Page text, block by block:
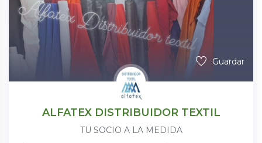
Guardar
ALFATEX DISTRIBUIDOR TEXTIL
TU SOCIO A LA MEDIDA